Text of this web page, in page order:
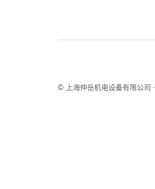
© 上海仲岳机电设备有限公司 ·